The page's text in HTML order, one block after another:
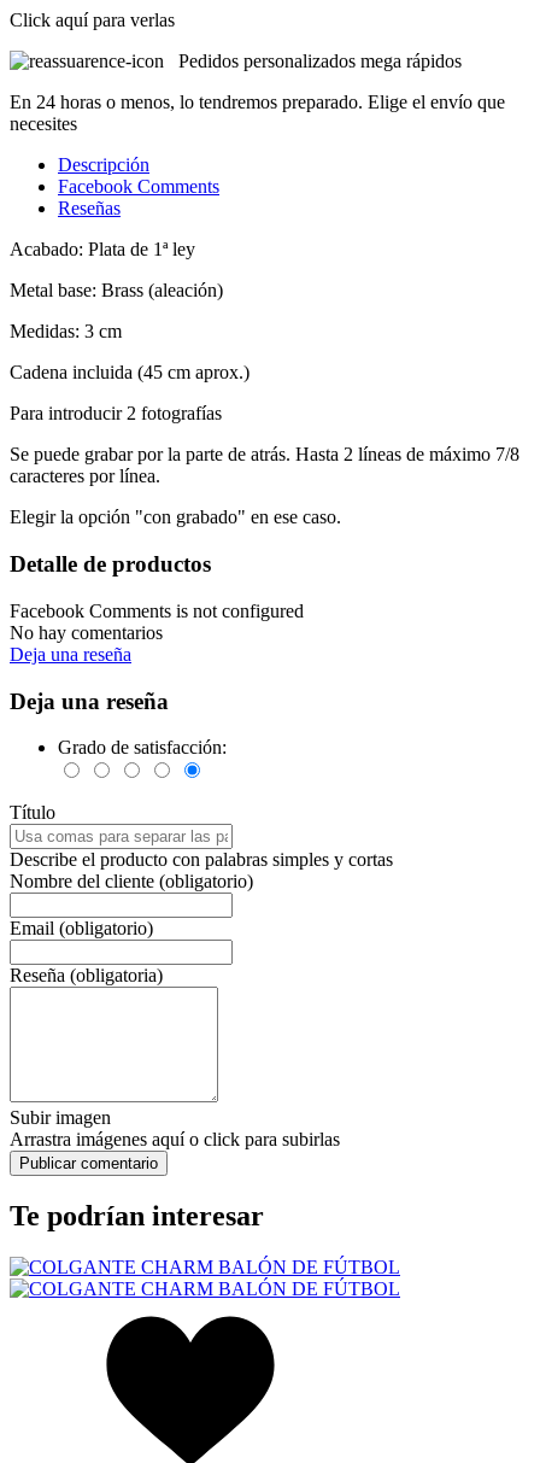
Click aquí para verlas
Pedidos personalizados mega rápidos
En 24 horas o menos, lo tendremos preparado. Elige el envío que
necesites
Descripción
Facebook Comments
Reseñas
Acabado: Plata de 1ª ley
Metal base: Brass (aleación)
Medidas: 3 cm
Cadena incluida (45 cm aprox.)
Para introducir 2 fotografías
Se puede grabar por la parte de atrás. Hasta 2 líneas de máximo 7/8
caracteres por línea.
Elegir la opción "con grabado" en ese caso.
Detalle de productos
Facebook Comments is not configured
No hay comentarios
Deja una reseña
Deja una reseña
Grado de satisfacción:
Título
Describe el producto con palabras simples y cortas
Nombre del cliente (obligatorio)
Email (obligatorio)
Reseña (obligatoria)
Subir imagen
Arrastra imágenes aquí o click para subirlas
Te podrían interesar